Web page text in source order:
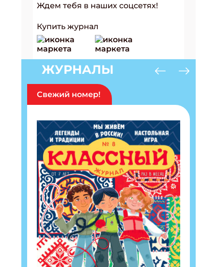
Ждем тебя в наших соцсетях!
Купить журнал
ЖУРНАЛЫ
Свежий номер!